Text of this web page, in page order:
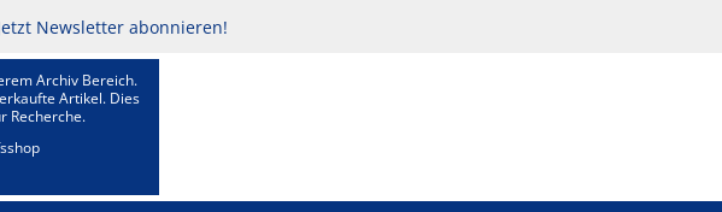
Newsletter abonnieren!
Archiv Bereich.
Artikel. Dies
Recherche.